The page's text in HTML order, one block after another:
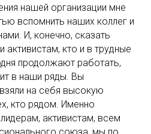
нашей организации мне
вспомнить наших коллег и
И, конечно, сказать
кто и в трудные
продолжают работать,
в наши ряды. Вы
на себя высокую
кто рядом. Именно
активистам, всем